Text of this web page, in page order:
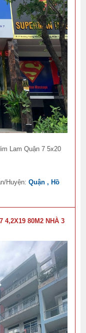
Lam Quận 7 5x20
Huyện:Quận , Hồ
4,2X19 80M2 NHÀ 3